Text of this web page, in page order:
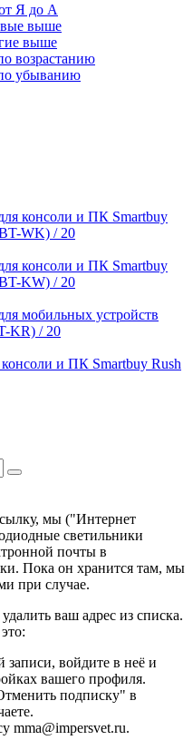
Я до А
выше
выше
возрастанию
убыванию
консоли и ПК Smartbuy
WK) / 20
консоли и ПК Smartbuy
KW) / 20
мобильных устройств
KR) / 20
и ПК Smartbuy Rush
мы ("Интернет
светильники
почты в
Пока он хранится там, мы
при случае.
ваш адрес из списка.
записи, войдите в неё и
вашего профиля.
подписку" в
mma@impersvet.ru.